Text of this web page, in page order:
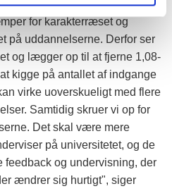
for karakterræset og
på uddannelserne. Derfor ser
og lægger op til at fjerne 1,08-
kigge på antallet af indgange
virke uoverskueligt med flere
Samtidig skruer vi op for
Det skal være mere
på universitetet, og de
feedback og undervisning, der
ændrer sig hurtigt", siger